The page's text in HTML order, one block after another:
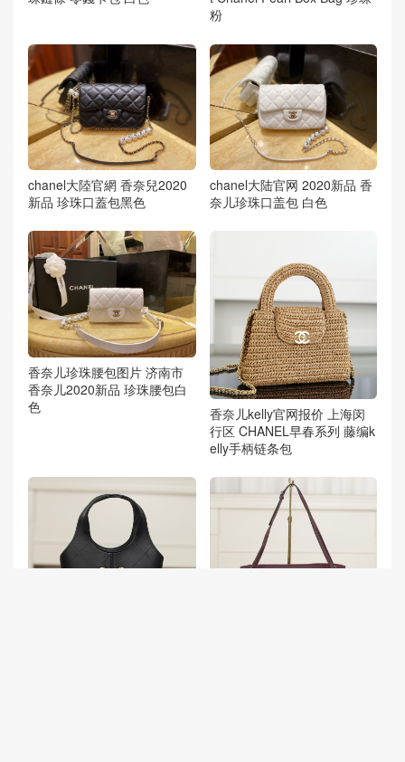
粉
chanel大陸官網 香奈兒2020
新品 珍珠口蓋包黑色
chanel大陆官网 2020新品 香
奈儿珍珠口盖包 白色
香奈儿珍珠腰包图片 济南市
香奈儿2020新品 珍珠腰包白
色
香奈儿kelly官网报价 上海闵
行区 CHANEL早春系列 藤编k
elly手柄链条包